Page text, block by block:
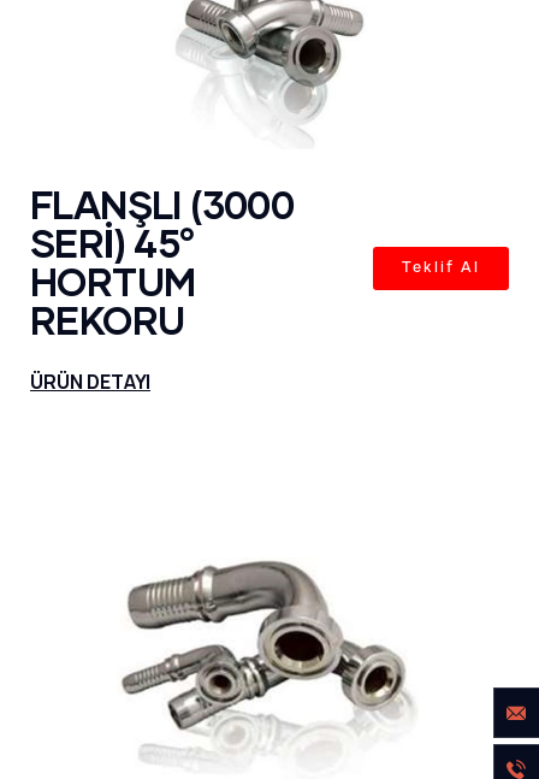
FLANŞLI (3000
SERİ) 45°
HORTUM
REKORU
Teklif Al
ÜRÜN DETAYI